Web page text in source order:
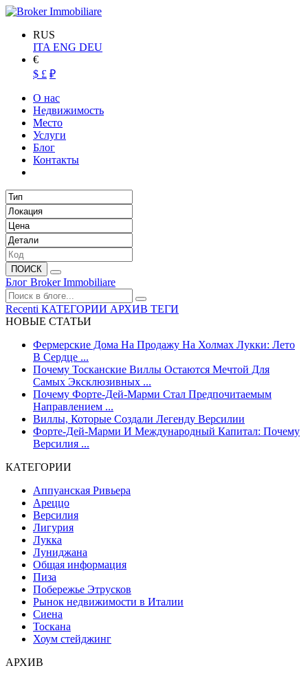
RUS
ITA ENG DEU
€
$ £ ₽
О нас
Недвижимость
Место
Услуги
Блог
Контакты
ПОИСК
Блог Broker Immobiliare
Recenti КАТЕГОРИИ АРХИВ ТЕГИ
НОВЫЕ СТАТЬИ
Фермерские Дома На Продажу На Холмах Лукки: Лето
В Сердце ...
Почему Тосканские Виллы Остаются Мечтой Для
Самых Эксклюзивных ...
Почему Форте-Дей-Марми Стал Предпочитаемым
Направлением ...
Виллы, Которые Создали Легенду Версилии
Форте-Дей-Марми И Международный Капитал: Почему
Версилия ...
КАТЕГОРИИ
Аппуанская Ривьера
Ареццо
Версилия
Лигурия
Лукка
Луниджана
Общая информация
Пиза
Побережье Этрусков
Рынок недвижимости в Италии
Сиена
Тоскана
Хоум стейджинг
АРХИВ